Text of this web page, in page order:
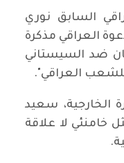
السابق نوري
العراقي مذكرة
ضد السيستاني
العراقي".
الخارجية، سعيد
خامنئي لا علاقة